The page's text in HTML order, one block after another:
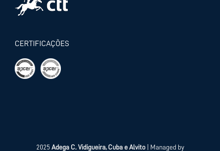
CERTIFICAÇÕES
2025 Adega C. Vidigueira, Cuba e Alvito| Managed by